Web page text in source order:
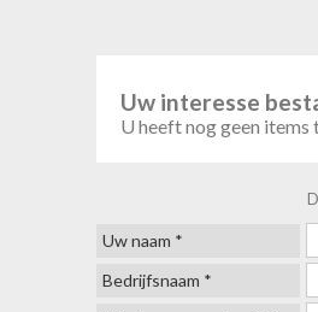
Uw interesse
U heeft nog geen items
Uw naam *
Bedrijfsnaam *